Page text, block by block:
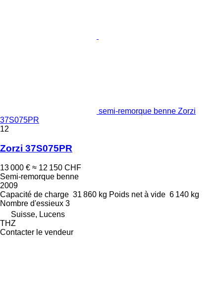
semi-remorque benne Zorzi
37S075PR
12
Zorzi 37S075PR
13 000 € ≈ 12 150 CHF
Semi-remorque benne
2009
Capacité de charge 31 860 kg Poids net à vide 6 140 kg
Nombre d'essieux 3
Suisse, Lucens
THZ
Contacter le vendeur